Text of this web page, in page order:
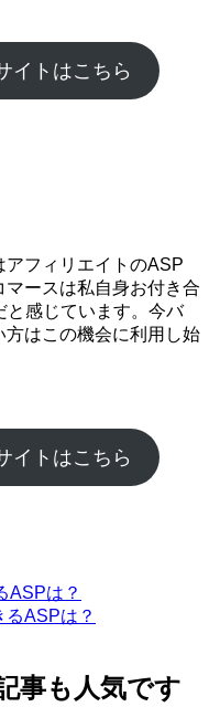
イトはこちら
フィリエイトのASP
ースは私自身お付き合
と感じています。今バ
方はこの機会に利用し始
イトはこちら
ASPは？
ASPは？